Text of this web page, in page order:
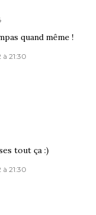
quand même !
21:30
tout ça :)
21:30